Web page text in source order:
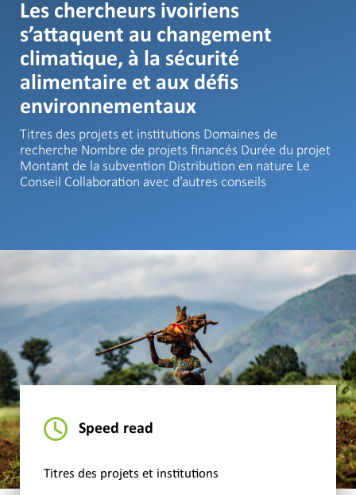
Les chercheurs ivoiriens
s’attaquent au changement
climatique, à la sécurité
alimentaire et aux défis
environnementaux
Titres des projets et institutions Domaines de
recherche Nombre de projets financés Durée du projet
Montant de la subvention Distribution en nature Le
Conseil Collaboration avec d’autres conseils
Speed read
Titres des projets et institutions